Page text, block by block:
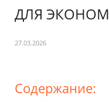
ДЛЯ
27.03.2026
Содержание: